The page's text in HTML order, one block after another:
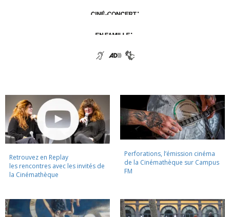
Retrouvez en Replay
les rencontres avec les invités de
la Cinémathèque
Perforations, l’émission cinéma
de la Cinémathèque sur Campus
FM